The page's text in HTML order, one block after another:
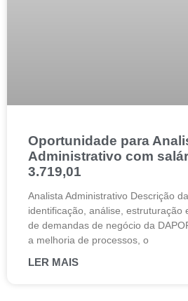
Oportunidade para
Administrativo com
3.719,01
Analista Administrativo Descrição
identificação, análise, estruturação
de demandas de negócio da
a melhoria de processos, o
LER MAIS